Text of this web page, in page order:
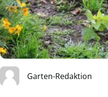
Garten-Redaktion